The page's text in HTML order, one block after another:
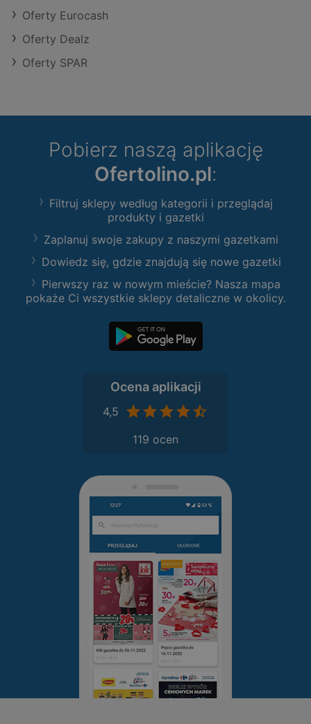
Oferty Eurocash
Oferty Dealz
Oferty SPAR
Pobierz naszą aplikację
Ofertolino.pl:
Filtruj sklepy według kategorii i przeglądaj
produkty i gazetki
Zaplanuj swoje zakupy z naszymi gazetkami
Dowiedz się, gdzie znajdują się nowe gazetki
Pierwszy raz w nowym mieście? Nasza mapa
pokaże Ci wszystkie sklepy detaliczne w okolicy.
Ocena aplikacji
4,5
119 ocen